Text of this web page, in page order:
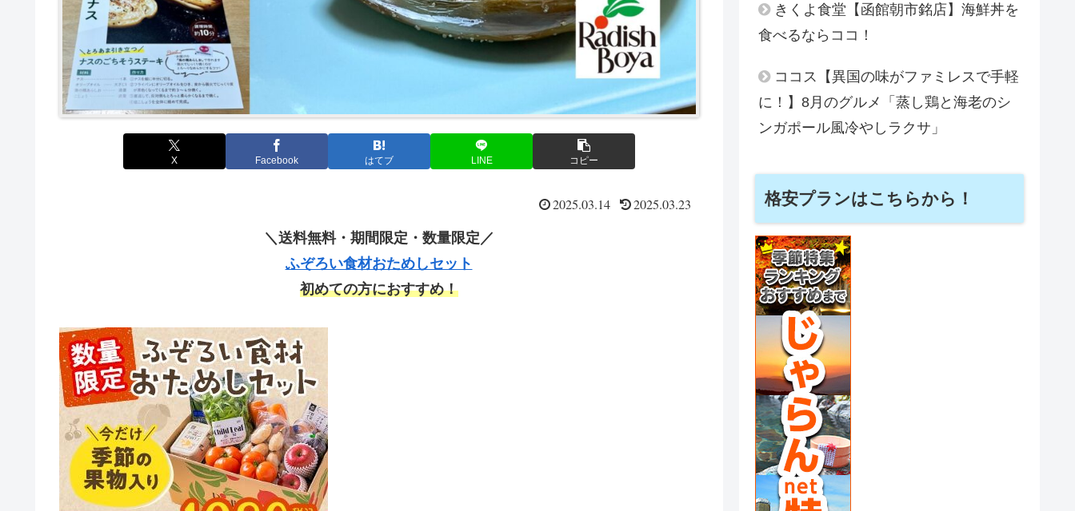
X Facebook はてブ LINE コピー
2025.03.14 2025.03.23
＼送料無料・期間限定・数量限定／
ふぞろい食材おためしセット
初めての方におすすめ！
きくよ食堂【函館朝市銘店】海鮮丼を
食べるならココ！
ココス【異国の味がファミレスで手軽
に！】8月のグルメ「蒸し鶏と海老のシ
ンガポール風冷やしラクサ」
格安プランはこちらから！